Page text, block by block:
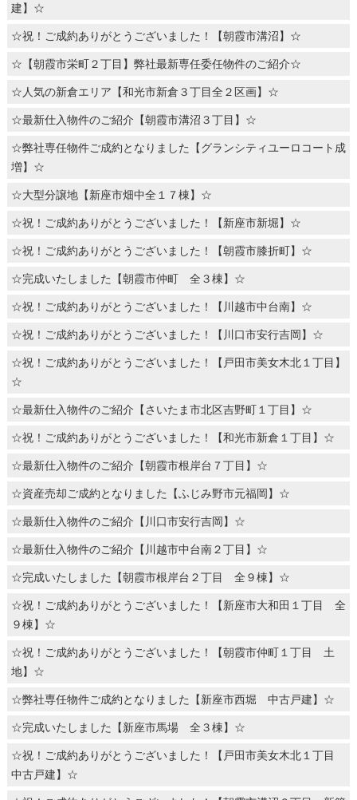
建】☆
☆祝！ご成約ありがとうございました！【朝霞市溝沼】☆
☆【朝霞市栄町２丁目】弊社最新専任委任物件のご紹介☆
☆人気の新倉エリア【和光市新倉３丁目全２区画】☆
☆最新仕入物件のご紹介【朝霞市溝沼３丁目】☆
☆弊社専任物件ご成約となりました【グランシティユーロコート成
増】☆
☆大型分譲地【新座市畑中全１７棟】☆
☆祝！ご成約ありがとうございました！【新座市新堀】☆
☆祝！ご成約ありがとうございました！【朝霞市膝折町】☆
☆完成いたしました【朝霞市仲町 全３棟】☆
☆祝！ご成約ありがとうございました！【川越市中台南】☆
☆祝！ご成約ありがとうございました！【川口市安行吉岡】☆
☆祝！ご成約ありがとうございました！【戸田市美女木北１丁目】
☆
☆最新仕入物件のご紹介【さいたま市北区吉野町１丁目】☆
☆祝！ご成約ありがとうございました！【和光市新倉１丁目】☆
☆最新仕入物件のご紹介【朝霞市根岸台７丁目】☆
☆資産売却ご成約となりました【ふじみ野市元福岡】☆
☆最新仕入物件のご紹介【川口市安行吉岡】☆
☆最新仕入物件のご紹介【川越市中台南２丁目】☆
☆完成いたしました【朝霞市根岸台２丁目 全９棟】☆
☆祝！ご成約ありがとうございました！【新座市大和田１丁目 全
９棟】☆
☆祝！ご成約ありがとうございました！【朝霞市仲町１丁目 土
地】☆
☆弊社専任物件ご成約となりました【新座市西堀 中古戸建】☆
☆完成いたしました【新座市馬場 全３棟】☆
☆祝！ご成約ありがとうございました！【戸田市美女木北１丁目
中古戸建】☆